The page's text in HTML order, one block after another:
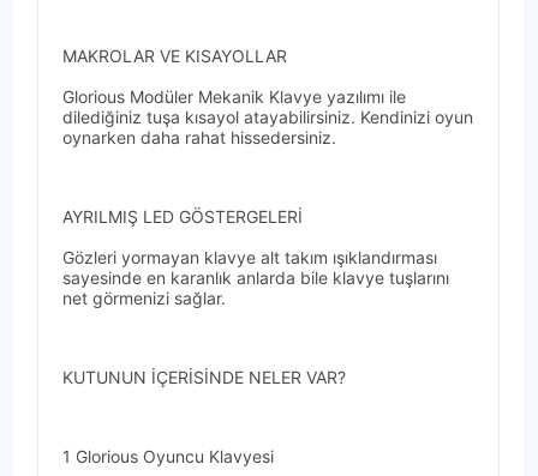
MAKROLAR VE KISAYOLLAR
Glorious Modüler Mekanik Klavye yazılımı ile
dilediğiniz tuşa kısayol atayabilirsiniz. Kendinizi oyun
oynarken daha rahat hissedersiniz.
AYRILMIŞ LED GÖSTERGELERİ
Gözleri yormayan klavye alt takım ışıklandırması
sayesinde en karanlık anlarda bile klavye tuşlarını
net görmenizi sağlar.
KUTUNUN İÇERİSİNDE NELER VAR?
1 Glorious Oyuncu Klavyesi